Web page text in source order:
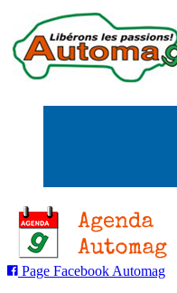
Page Facebook Automag